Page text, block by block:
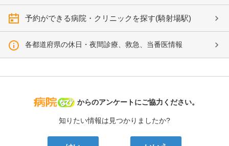
予約ができる病院・クリニックを探す(騎射場駅)
各都道府県の休日・夜間診療、救急、当番医情報
病院なび
からのアンケートにご協力ください。
知りたい情報は見つかりましたか?